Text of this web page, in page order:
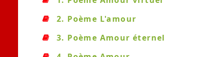
2. Poème L'amour
3. Poème Amour éternel